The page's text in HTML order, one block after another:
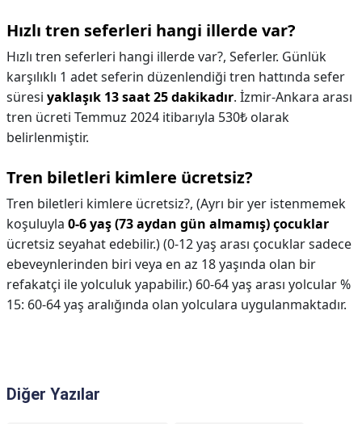
Hızlı tren seferleri hangi illerde var?
Hızlı tren seferleri hangi illerde var?, Seferler. Günlük
karşılıklı 1 adet seferin düzenlendiği tren hattında sefer
süresi yaklaşık 13 saat 25 dakikadır. İzmir-Ankara arası
tren ücreti Temmuz 2024 itibarıyla 530₺ olarak
belirlenmiştir.
Tren biletleri kimlere ücretsiz?
Tren biletleri kimlere ücretsiz?, (Ayrı bir yer istenmemek
koşuluyla 0-6 yaş (73 aydan gün almamış) çocuklar
ücretsiz seyahat edebilir.) (0-12 yaş arası çocuklar sadece
ebeveynlerinden biri veya en az 18 yaşında olan bir
refakatçi ile yolculuk yapabilir.) 60-64 yaş arası yolcular %
15: 60-64 yaş aralığında olan yolculara uygulanmaktadır.
Diğer Yazılar